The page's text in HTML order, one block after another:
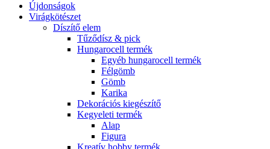
Újdonságok
Virágkötészet
Díszítő elem
Tűződísz & pick
Hungarocell termék
Egyéb hungarocell termék
Félgömb
Gömb
Karika
Dekorációs kiegészítő
Kegyeleti termék
Alap
Figura